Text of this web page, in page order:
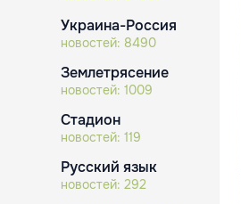
Украина-Россия
новостей: 8490
Землетрясение
новостей: 1009
Стадион
новостей: 119
Русский язык
новостей: 292